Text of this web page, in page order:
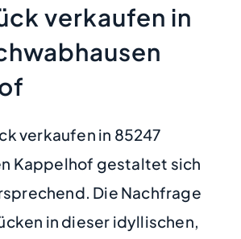
verkaufen in
verkaufen in 85247
Kappelhof gestaltet sich
Die Nachfrage
in dieser idyllischen,